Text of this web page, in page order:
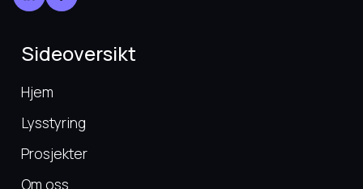
Sideoversikt
Hjem
Lysstyring
Prosjekter
Om oss